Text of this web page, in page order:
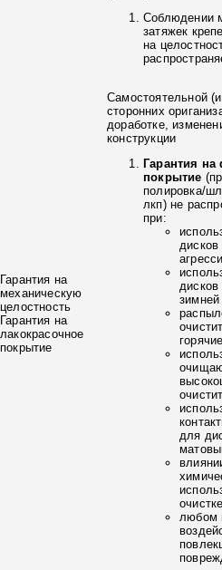
Гарантия на
механическую
целостность
Гарантия на
лакокрасочное
покрытие
Соблюдении
затяжек
на
Самостоятельной
сторонних
доработке,
конструкции
Гарантия
покрытие
полировка/
лкп) не
при:
зимней
для
любом